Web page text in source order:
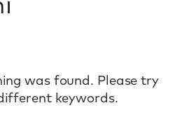
was found. Please try
keywords.